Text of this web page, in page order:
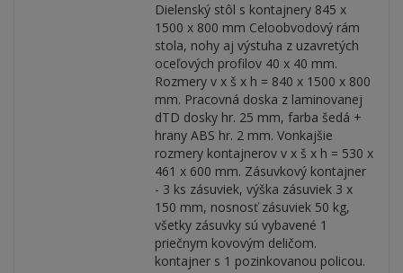
Dielenský stôl s kontajnery 845 x
1500 x 800 mm Celoobvodový rám
stola, nohy aj výstuha z uzavretých
oceľových profilov 40 x 40 mm.
Rozmery v x š x h = 840 x 1500 x 800
mm. Pracovná doska z laminovanej
dTD dosky hr. 25 mm, farba šedá +
hrany ABS hr. 2 mm. Vonkajšie
rozmery kontajnerov v x š x h = 530 x
461 x 600 mm. Zásuvkový kontajner
- 3 ks zásuviek, výška zásuviek 3 x
150 mm, nosnosť zásuviek 50 kg,
všetky zásuvky sú vybavené 1
priečnym kovovým deličom.
kontajner s 1 pozinkovanou policou.